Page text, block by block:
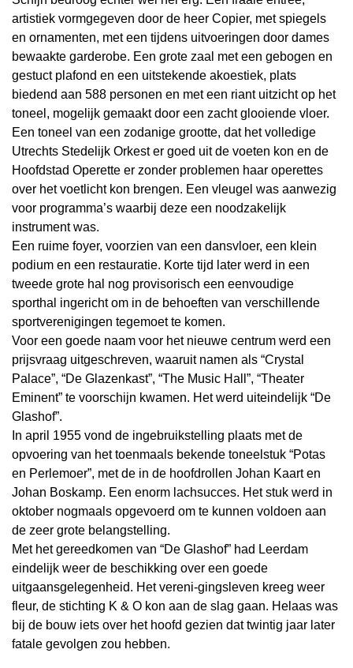
artistiek vormgegeven door de heer Copier, met spiegels
en ornamenten, met een tijdens uitvoeringen door dames
bewaakte garderobe. Een grote zaal met een gebogen en
gestuct plafond en een uitstekende akoestiek, plats
biedend aan 588 personen en met een riant uitzicht op het
toneel, mogelijk gemaakt door een zacht glooiende vloer.
Een toneel van een zodanige grootte, dat het volledige
Utrechts Stedelijk Orkest er goed uit de voeten kon en de
Hoofdstad Operette er zonder problemen haar operettes
over het voetlicht kon brengen. Een vleugel was aanwezig
voor programma’s waarbij deze een noodzakelijk
instrument was.
Een ruime foyer, voorzien van een dansvloer, een klein
podium en een restauratie. Korte tijd later werd in een
tweede grote hal nog provisorisch een eenvoudige
sporthal ingericht om in de behoeften van verschillende
sportverenigingen tegemoet te komen.
Voor een goede naam voor het nieuwe centrum werd een
prijsvraag uitgeschreven, waaruit namen als “Crystal
Palace”, “De Glazenkast”, “The Music Hall”, “Theater
Eminent” te voorschijn kwamen. Het werd uiteindelijk “De
Glashof”.
In april 1955 vond de ingebruikstelling plaats met de
opvoering van het toenmaals bekende toneelstuk “Potas
en Perlemoer”, met de in de hoofdrollen Johan Kaart en
Johan Boskamp. Een enorm lachsucces. Het stuk werd in
oktober nogmaals opgevoerd om te kunnen voldoen aan
de zeer grote belangstelling.
Met het gereedkomen van “De Glashof” had Leerdam
eindelijk weer de beschikking over een goede
uitgaansgelegenheid. Het vereni-gingsleven kreeg weer
fleur, de stichting K & O kon aan de slag gaan. Helaas was
bij de bouw iets over het hoofd gezien dat twintig jaar later
fatale gevolgen zou hebben.